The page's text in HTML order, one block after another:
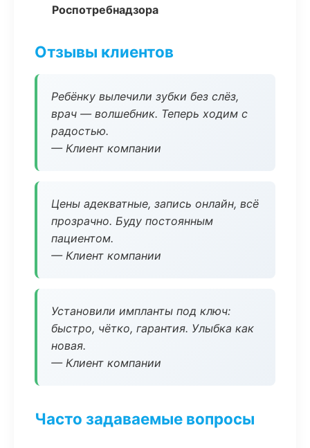
Роспотребнадзора
Отзывы клиентов
Ребёнку вылечили зубки без слёз,
врач — волшебник. Теперь ходим с
радостью.
— Клиент компании
Цены адекватные, запись онлайн, всё
прозрачно. Буду постоянным
пациентом.
— Клиент компании
Установили импланты под ключ:
быстро, чётко, гарантия. Улыбка как
новая.
— Клиент компании
Часто задаваемые вопросы